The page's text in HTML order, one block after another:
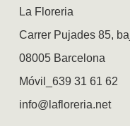
La Floreria
Carrer Pujades 85,
08005 Barcelona
Móvil_639 31 61 62
info@lafloreria.net